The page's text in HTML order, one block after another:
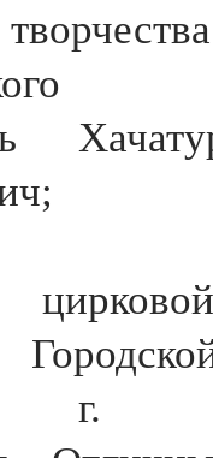
г.